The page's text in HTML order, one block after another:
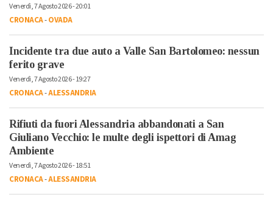
Venerdì, 7 Agosto 2026 - 20:01
CRONACA-OVADA
Incidente tra due auto a Valle San Bartolomeo: nessun
ferito grave
Venerdì, 7 Agosto 2026 - 19:27
CRONACA-ALESSANDRIA
Rifiuti da fuori Alessandria abbandonati a San
Giuliano Vecchio: le multe degli ispettori di Amag
Ambiente
Venerdì, 7 Agosto 2026 - 18:51
CRONACA-ALESSANDRIA